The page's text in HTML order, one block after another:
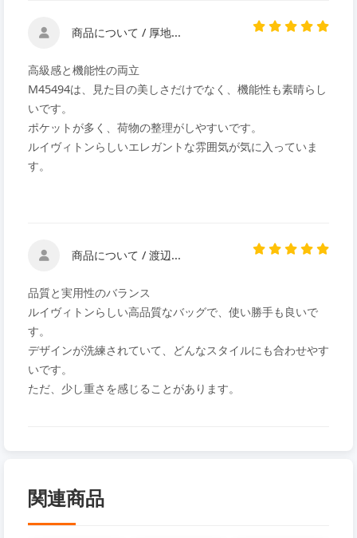
商品について / 厚地...
高級感と機能性の両立
M45494は、見た目の美しさだけでなく、機能性も素晴らし
いです。
ポケットが多く、荷物の整理がしやすいです。
ルイヴィトンらしいエレガントな雰囲気が気に入っていま
す。
商品について / 渡辺...
品質と実用性のバランス
ルイヴィトンらしい高品質なバッグで、使い勝手も良いで
す。
デザインが洗練されていて、どんなスタイルにも合わせやす
いです。
ただ、少し重さを感じることがあります。
関連商品